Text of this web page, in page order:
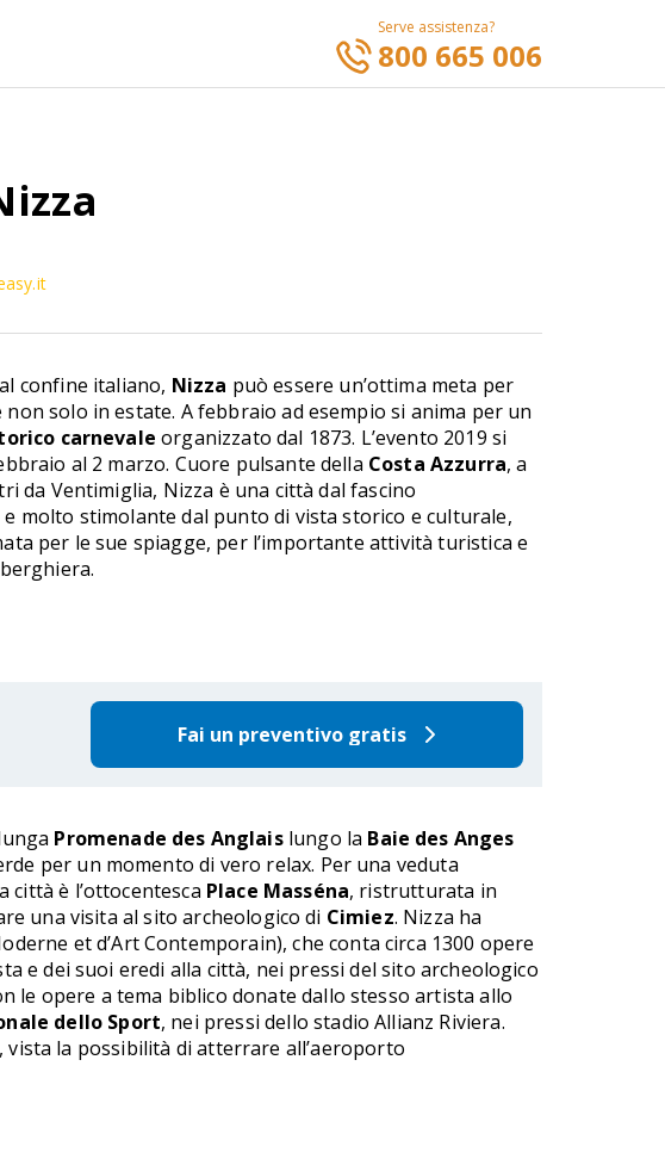
Serve assistenza?
800 665 006
confine italiano, Nizza può essere un’ottima meta per
non solo in estate. A febbraio ad esempio si anima per un
carnevale organizzato dal 1873. L’evento 2019 si
al 2 marzo. Cuore pulsante della Costa Azzurra, a
da Ventimiglia, Nizza è una città dal fascino
molto stimolante dal punto di vista storico e culturale,
per le sue spiagge, per l’importante attività turistica e
Fai un preventivo gratis
Promenade des Anglaislungo la Baie des Anges
per un momento di vero relax. Per una veduta
città è l’ottocentesca Place Masséna, ristrutturata in
una visita al sito archeologico di Cimiez. Nizza ha
et d’Art Contemporain), che conta circa 1300 opere
e dei suoi eredi alla città, nei pressi del sito archeologico
le opere a tema biblico donate dallo stesso artista allo
dello Sport, nei pressi dello stadio Allianz Riviera.
la possibilità di atterrare all’aeroporto